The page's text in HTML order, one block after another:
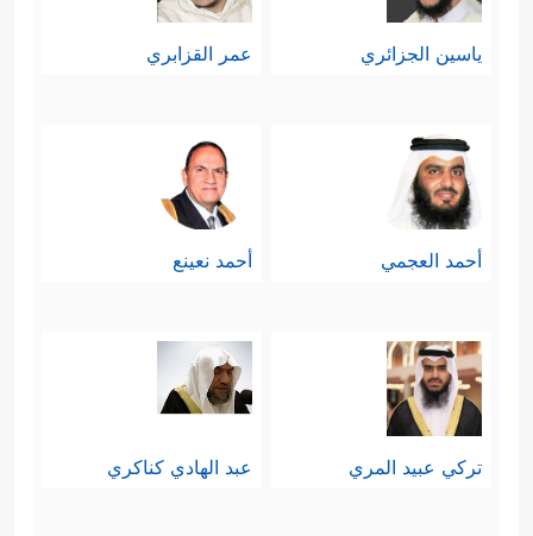
ياسين الجزائري عمر القزابري
أحمد العجمي أحمد نعينع
تركي عبيد المري عبد الهادي كناكري